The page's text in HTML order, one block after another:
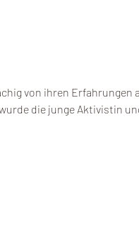
von ihren Erfahrungen
die junge Aktivistin